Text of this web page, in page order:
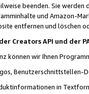
beenden. Sie werden
und Amazon-
entfernen und löschen
Creators API und der
können wir Ihnen
Benutzerschnittstellen-
in